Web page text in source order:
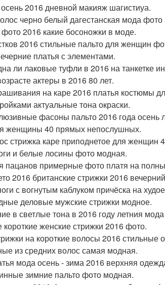
2016 дневной макияж шагистиуа.
черно белый дагестанская мода
фото 2016 какие босоножки в моде.
2016 стильные пальто для женщин
платья с элементами.
ли лаковые туфли в 2016 на танкетке
актеры в 2016 80 лет.
на каре 2016 платья костюмы
актуальные тона окраски.
фасоны пальто 2016 года осень
женщины 40 прямых непослушных.
стрижка каре приподнетое для
и белые лосины фото модная.
пацанов примерные фото платя на
2016 британские стрижки 2016
с вогнутым каблуком причёска на
деловые мужские стрижки модное.
в светлые тона в 2016 году летния
короткие женские стрижки 2016 фото.
на короткие волосы 2016
из средних волос самая модная.
мода осень - зима 2016 верхняя
зимние пальто фото модная.